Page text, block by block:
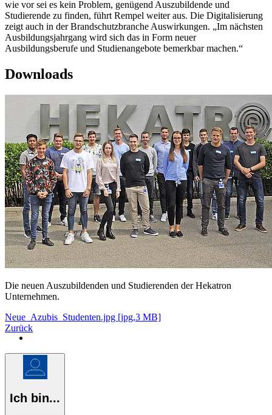
wie vor sei es kein Problem, genügend Auszubildende und
Studierende zu finden, führt Rempel weiter aus. Die Digitalisierung
zeigt auch in der Brandschutzbranche Auswirkungen. „Im nächsten
Ausbildungsjahrgang wird sich das in Form neuer
Ausbildungsberufe und Studienangebote bemerkbar machen.“
Downloads
Die neuen Auszubildenden und Studierenden der Hekatron
Unternehmen.
Neue_Azubis_Studenten.jpg [jpg,3 MB]
Zurück
Ich bin...